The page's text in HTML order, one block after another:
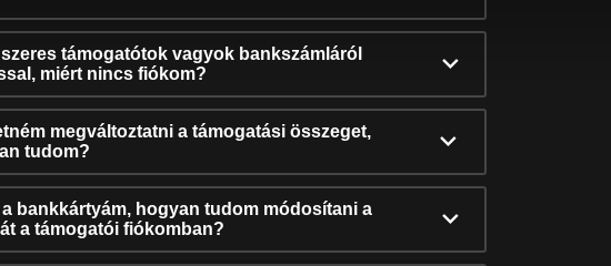
támogatótok vagyok bankszámláról
miért nincs fiókom?
megváltoztatni a támogatási összeget,
tudom?
a bankkártyám, hogyan tudom módosítani a
a támogatói fiókomban?